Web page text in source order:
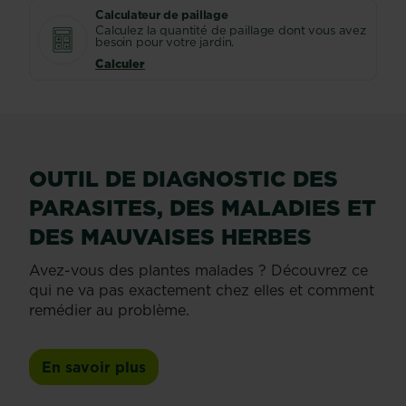
Calculateur de paillage
Calculez la quantité de paillage dont vous avez
besoin pour votre jardin.
Calculer
OUTIL DE DIAGNOSTIC DES
PARASITES, DES MALADIES ET
DES MAUVAISES HERBES
Avez-vous des plantes malades ? Découvrez ce
qui ne va pas exactement chez elles et comment
remédier au problème.
En savoir plus